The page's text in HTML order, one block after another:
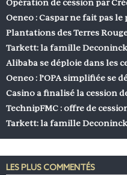
Opération de cession par
Oeneo : Caspar ne fait pas le
Plantations des Terres
Tarkett: la famille
Alibaba se déploie dans les
Oeneo : l’OPA simplifiée se
Casino a finalisé la cession
TechnipFMC : offre de
Tarkett: la famille
LES PLUS COMMENTÉS